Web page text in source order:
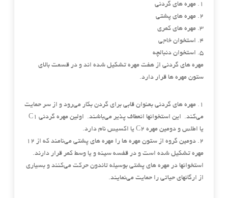
1. مهره های گردنی
2. مهره های پشتی
3. مهره های کمری
4. استخوان خاجی
5. استخوان دنبالچه
مهره های گردنی از هفت مهره تشکیل شده اند و در قسمت بالای
ستون مهره ها قرار دارد.
1. مهره های گردنی بعنوان قابی برای گردن بکار می‌رود و از سر حمایت
می‌کند. این استخوانها انعطاف پذیر می‌باشند. اولین مهره گردنی C1
یا اطلس و دومین مهره C2 یا اکسیس نام دارد.
2. دومین گروه از ستون مهره ها را مهره های پشتی می‌نامند که از 12
مهره تشکیل شده است و در قفسه سینه و یا وسط کمر قرار دارند.
استخوانها در مهره های پشتی بوسیله تاندون حرکت می‌کنند و بسیاری
از ارگانهای حیاتی را حمایت می‌نمایند.